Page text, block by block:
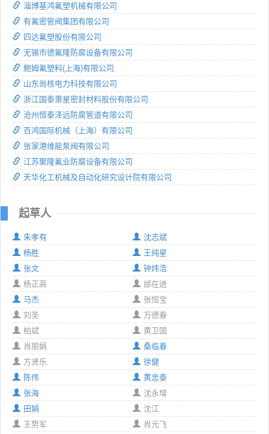
淄博基鸿氟塑机械有限公司
有氟密管阀集团有限公司
四达氟塑股份有限公司
无锡市德氟隆防腐设备有限公司
鲍姆氟塑料(上海)有限公司
山东尚核电力科技有限公司
浙江国泰萧星密封材料股份有限公司
沧州恒泰泽远防腐管道有限公司
百鸿国际机械（上海）有限公司
张家港维能泵阀有限公司
江苏聚隆氟业防腐设备有限公司
天华化工机械及自动化研究设计院有限公司
起草人
朱孝有
沈志斌
杨胜
王纯星
张文
钟炜浩
杨正高
邰在进
马杰
张恒宝
刘圣
万德春
柏斌
黄卫国
肖丽娟
桑临春
方贤乐
徐健
陈伟
黄忠泰
张海
沈永增
田娟
沈江
王势军
肖元飞